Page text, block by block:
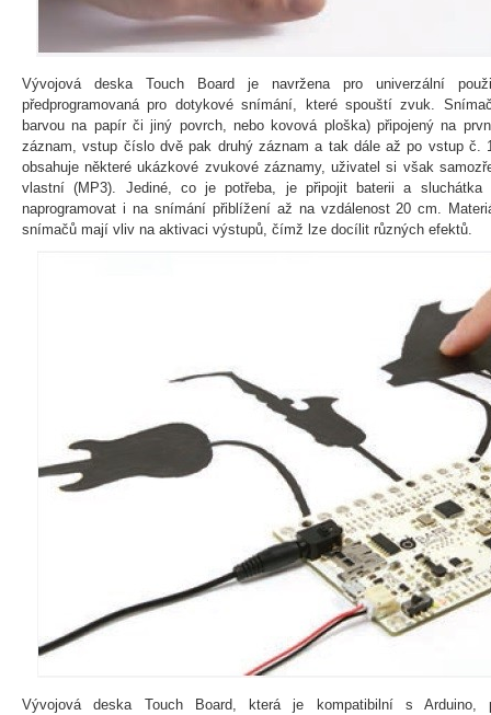
Vývojová deska Touch Board je navržena pro univerzální
předprogramovaná pro dotykové snímání, které spouští zvuk.
barvou na papír či jiný povrch, nebo kovová ploška) připojený na
záznam, vstup číslo dvě pak druhý záznam a tak dále až po vstup č.
obsahuje některé ukázkové zvukové záznamy, uživatel si však
vlastní (MP3). Jediné, co je potřeba, je připojit baterii a sluchátka
naprogramovat i na snímání přiblížení až na vzdálenost 20 cm.
snímačů mají vliv na aktivaci výstupů, čímž lze docílit různých efektů.
Vývojová deska Touch Board, která je kompatibilní s Arduino,